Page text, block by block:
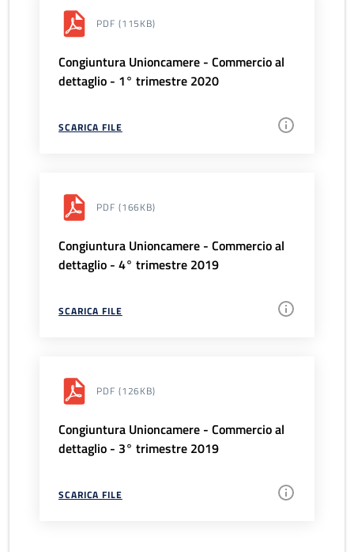
PDF (115KB)
Congiuntura Unioncamere - Commercio al
dettaglio - 1° trimestre 2020
SCARICA FILE
PDF (166KB)
Congiuntura Unioncamere - Commercio al
dettaglio - 4° trimestre 2019
SCARICA FILE
PDF (126KB)
Congiuntura Unioncamere - Commercio al
dettaglio - 3° trimestre 2019
SCARICA FILE